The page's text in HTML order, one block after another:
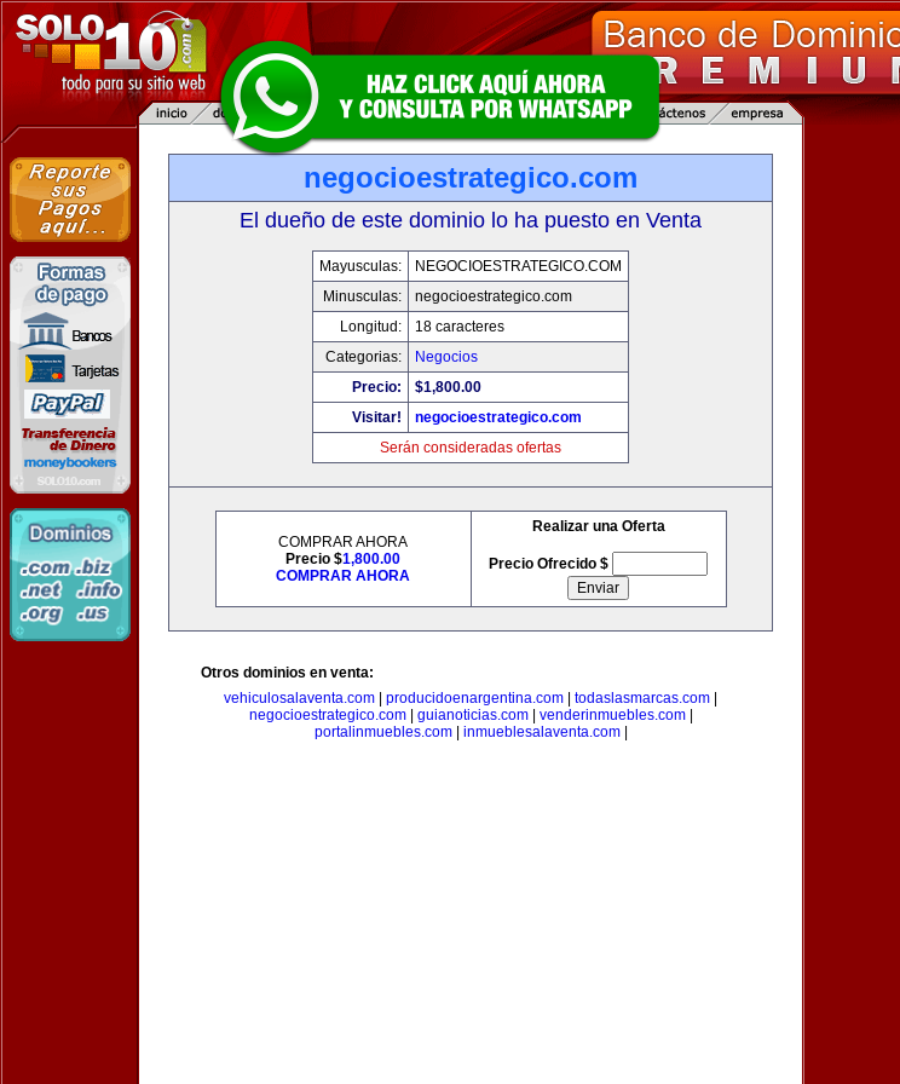
negocioestrategico.com
El dueño de este dominio lo ha puesto en Venta
Mayusculas:
NEGOCIOESTRATEGICO.COM
Minusculas:
negocioestrategico.com
Longitud:
18 caracteres
Categorias:
Negocios
Precio:
$1,800.00
Visitar!
negocioestrategico.com
Serán consideradas ofertas
COMPRAR AHORA
Precio $1,800.00
COMPRAR AHORA
Realizar una Oferta
Precio Ofrecido $
Otros dominios en venta:
vehiculosalaventa.com
producidoenargentina.com todaslasmarcas.com
negocioestrategico.com| guianoticias.com| venderinmuebles.com|
portalinmuebles.com| inmueblesalaventa.com|